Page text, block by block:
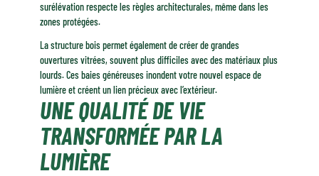
surélévation respecte les règles architecturales, même dans les
zones protégées.
La structure bois permet également de créer de grandes
ouvertures vitrées, souvent plus difficiles avec des matériaux plus
lourds. Ces baies généreuses inondent votre nouvel espace de
lumière et créent un lien précieux avec l’extérieur.
UNE QUALITÉ DE VIE
TRANSFORMÉE PAR LA
LUMIÈRE